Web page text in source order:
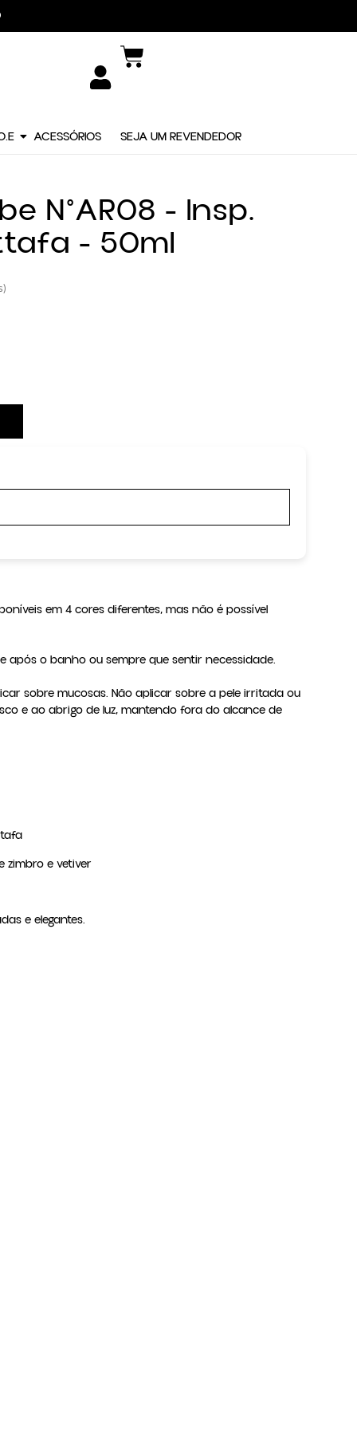
ACESSÓRIOS SEJA UM REVENDEDOR
N°AR08 - Insp.
- 50ml
em 4 cores diferentes, mas não é possível
após o banho ou sempre que sentir necessidade.
sobre mucosas. Não aplicar sobre a pele irritada ou
e ao abrigo de luz, mantendo fora do alcance de
zimbro e vetiver
e elegantes.